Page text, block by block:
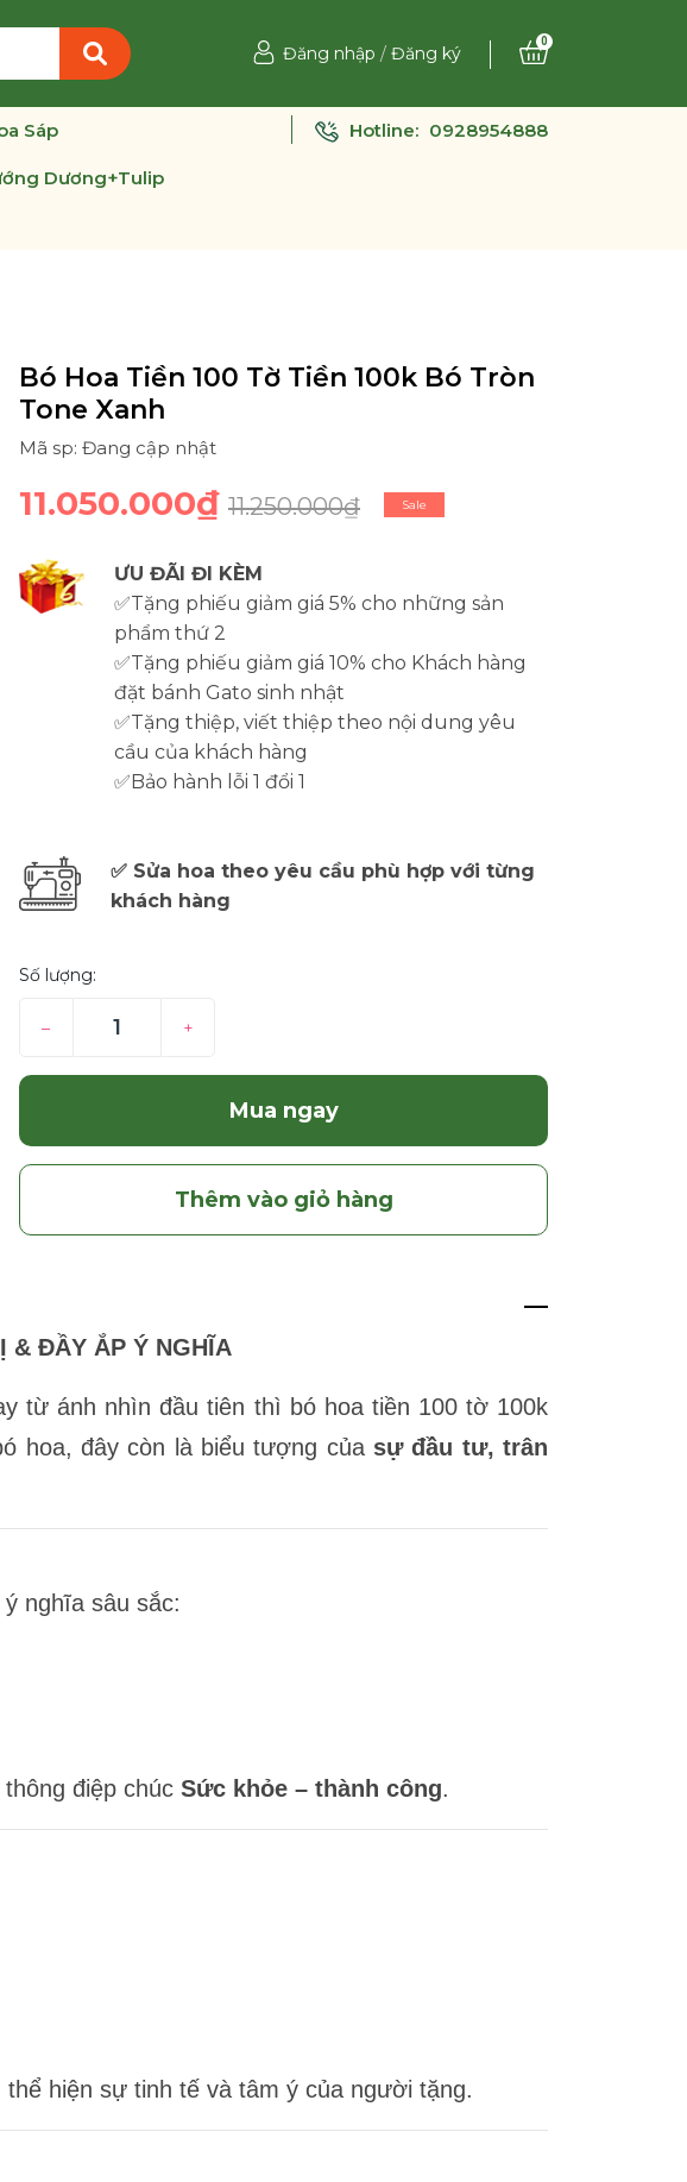
Đăng nhập / Đăng ký
0
Sáp
Dương+Tulip
Hotline: 0928954888
Bó Hoa Tiền 100 Tờ Tiền 100k Bó Tròn
Tone Xanh
Mã sp: Đang cập nhật
11.050.000₫ 11.250.000₫ Sale
ƯU ĐÃI ĐI KÈM
✅Tặng phiếu giảm giá 5% cho những sản
phẩm thứ 2
✅Tặng phiếu giảm giá 10% cho Khách hàng
đặt bánh Gato sinh nhật
✅Tặng thiệp, viết thiệp theo nội dung yêu
cầu của khách hàng
✅Bảo hành lỗi 1 đổi 1
✅ Sửa hoa theo yêu cầu phù hợp với từng
khách hàng
Số lượng:
– +
Mua ngay
Thêm vào giỏ hàng
& ĐẦY ẮP Ý NGHĨA
từ ánh nhìn đầu tiên thì bó hoa tiền 100 tờ 100k
hoa, đây còn là biểu tượng của sự đầu tư, trân
nghĩa sâu sắc:
điệp chúc Sức khỏe – thành công.
hiện sự tinh tế và tâm ý của người tặng.